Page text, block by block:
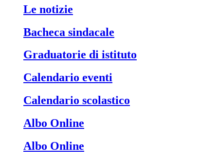
Le notizie
Bacheca sindacale
Graduatorie di istituto
Calendario eventi
Calendario scolastico
Albo Online
Albo Online